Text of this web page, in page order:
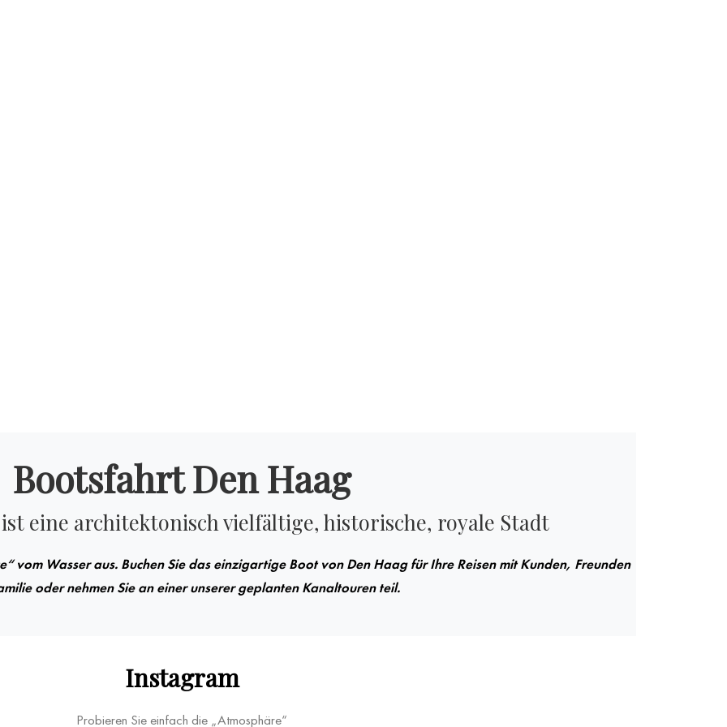
Bootsfahrt Den Haag
eine architektonisch vielfältige, historische, royale Stadt
vom Wasser aus. Buchen Sie das einzigartige Boot von Den Haag für Ihre Reisen mit Kunden, Freunden
oder nehmen Sie an einer unserer geplanten Kanaltouren teil.
Instagram
Probieren Sie einfach die „Atmosphäre“